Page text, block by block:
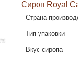
Сироп Royal
Страна
Тип упаковки
Вкус сиропа